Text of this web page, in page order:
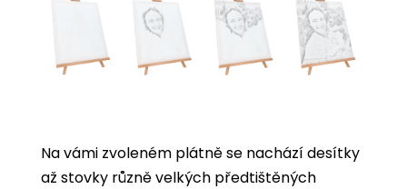
Na vámi zvoleném plátně se nachází desítky
až stovky různě velkých předtištěných